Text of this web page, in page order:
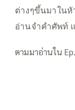
ต่างๆขึ้นมาในหั
อ่านจำคำศัพท์
ตามมาอ่านใน